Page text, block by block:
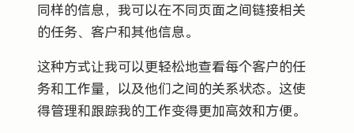
同样的信息，我可以在不同页面之间链接相关
的任务、客户和其他信息。
这种方式让我可以更轻松地查看每个客户的任
务和工作量，以及他们之间的关系状态。这使
得管理和跟踪我的工作变得更加高效和方便。